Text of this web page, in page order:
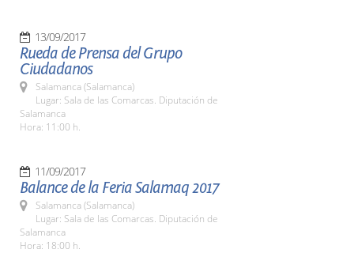
13/09/2017
Rueda de Prensa del Grupo
Ciudadanos
Salamanca (Salamanca)
Lugar: Sala de las Comarcas. Diputación de
Salamanca
Hora: 11:00 h.
11/09/2017
Balance de la Feria Salamaq 2017
Salamanca (Salamanca)
Lugar: Sala de las Comarcas. Diputación de
Salamanca
Hora: 18:00 h.